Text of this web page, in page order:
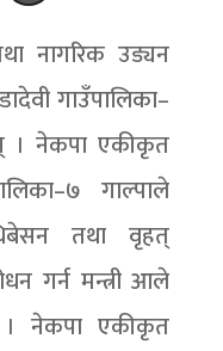
नागरिक उड्यन
गाउँपालिका–
। नेकपा एकीकृत
गाल्पाले
तथा वृहत्
गर्न मन्त्री आले
नेकपा एकीकृत